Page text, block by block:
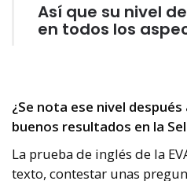
Así que su nivel
en todos los
¿Se nota ese nivel
buenos resultados en la
La prueba de inglés de la
texto, contestar unas